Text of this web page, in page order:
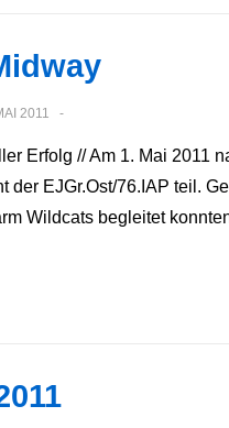
2011
Erfolg // Am 1. Mai 2011
der EJGr.Ost/76.IAP teil.
Wildcats begleitet